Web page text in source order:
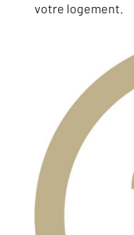
votre logement.